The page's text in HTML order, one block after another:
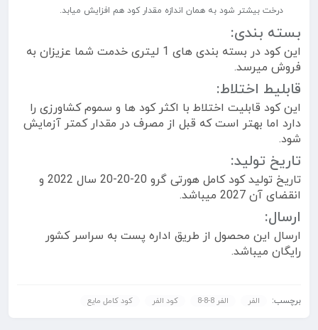
درخت بیشتر شود به همان اندازه مقدار کود هم افزایش میابد.
بسته بندی:
این کود در بسته بندی های 1 لیتری خدمت شما عزیزان به
فروش میرسد.
قابلیط اختلاط:
این کود قابلیت اختلاط با اکثر کود ها و سموم کشاورزی را
دارد اما بهتر است که قبل از مصرف در مقدار کمتر آزمایش
شود.
تاریخ تولید:
تاریخ تولید کود کامل هورتی گرو 20-20-20 سال 2022 و
انقضای آن 2027 میباشد.
ارسال:
ارسال این محصول از طریق اداره پست به سراسر کشور
رایگان میباشد.
برچسب: الفر الفر 8-8-8 کود الفر کود کامل مایع